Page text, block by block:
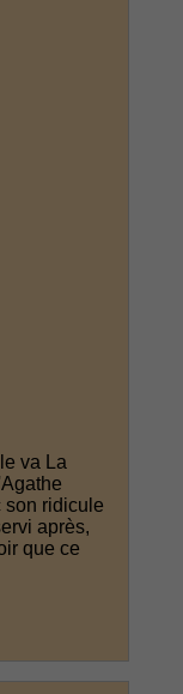
va La
son ridicule
après,
que ce